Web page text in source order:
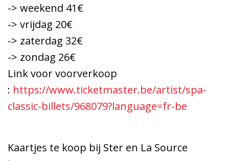
-> weekend 41€
-> vrijdag 20€
-> zaterdag 32€
-> zondag 26€
Link voor voorverkoop
: https://www.ticketmaster.be/artist/spa-
classic-billets/968079?language=fr-be
Kaartjes te koop bij Ster en La Source